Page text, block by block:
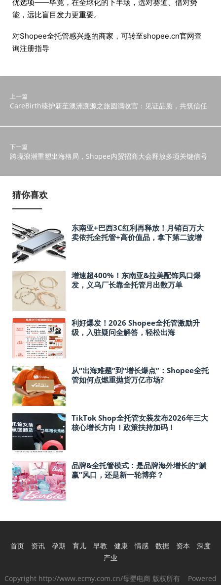
优选项——毕竟，在全球化的下半场，选对赛道、借对势
能，远比盲目发力更重要。
对Shopee全托管感兴趣的商家，可转至shopee.cn官网查
询注册指导
上一篇
CareBirth臻护新苼澳洲溯源之旅圆满收官：见证品质，共筑信任
下一篇
跨境浪潮重塑出海格局，Shopee内贸招商大会释放多项关键信号
猜你喜欢
东南亚+巴西3C红利再释放！月销百万大
卖依托全托管+高价值品，拿下第二波增
增速超400%！东南亚&拉美配饰风口爆
发，义乌厂长靠全托管月出数万单
利好爆发！2026 Shopee全托管激励升
级，入驻疑问全解答，轻松出海
从“出海难题”到“增长爆点”：Shopee全托
管如何点燃重抛货万亿市场?
TikTok Shop全托管女装发布2026年三大
核心增长方向！政策扶持加码！
品牌&全托管模式：是品牌海外增长的“躺
赢”风口，还是新一轮博弈？
首页 资讯 孕期 育儿 早教 健康 情感 数据 资本
深度
产业
Copyright http://www.ecmy.com.cn/母婴电商 版权所有 Powered